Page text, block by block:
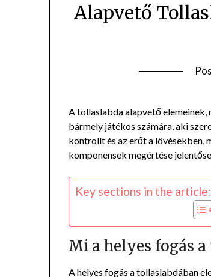
Alapvető
A tollaslabda alapvető
bármely játékos számára, aki
kontrollt és az erőt a lövésekben,
komponensek megértése
Key sections in the article:
Mi a helyes fogás
A helyes fogás a tollaslabdában